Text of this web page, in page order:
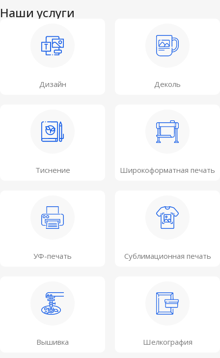
Наши услуги
Дизайн Деколь
Тиснение Широкоформатная печать
УФ-печать Сублимационная печать
Вышивка Шелкография